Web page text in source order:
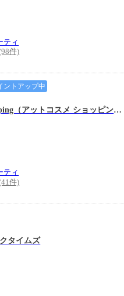
ティ
件)
ントアップ中
@cosme shopping（アットコスメ ショッピング）
ティ
件)
タイムズ